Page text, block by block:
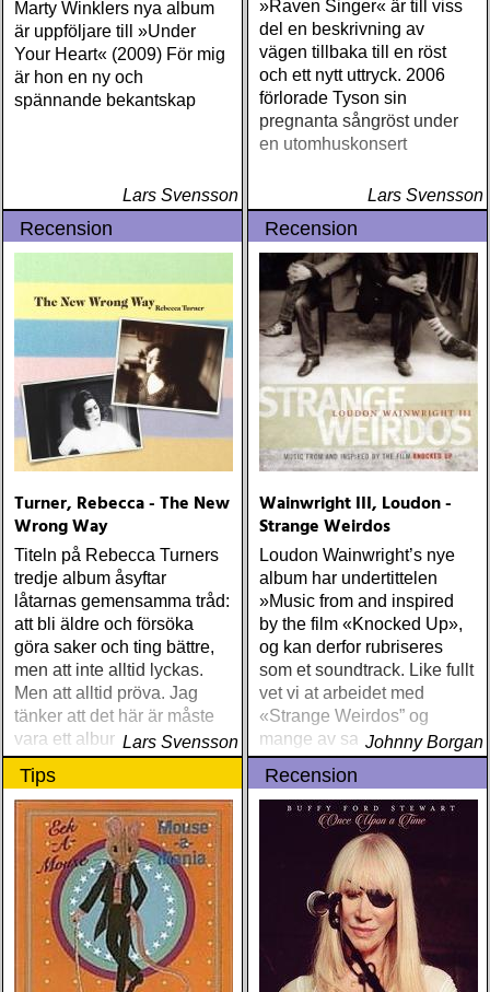
Marty Winklers nya album
är uppföljare till »Under
Your Heart« (2009) För mig
är hon en ny och
spännande bekantskap
Lars Svensson
»Raven Singer« är till viss
del en beskrivning av
vägen tillbaka till en röst
och ett nytt uttryck. 2006
förlorade Tyson sin
pregnanta sångröst under
en utomhuskonsert
Lars Svensson
Recension
Turner, Rebecca - The New
Wrong Way
Titeln på Rebecca Turners
tredje album åsyftar
låtarnas gemensamma tråd:
att bli äldre och försöka
göra saker och ting bättre,
men att inte alltid lyckas.
Men att alltid pröva. Jag
tänker att det här är måste
vara ett album som talar till
en äldre recensent
Lars Svensson
Recension
Wainwright III, Loudon -
Strange Weirdos
Loudon Wainwright’s nye
album har undertittelen
»Music from and inspired
by the film «Knocked Up»,
og kan derfor rubriseres
som et soundtrack. Like fullt
vet vi at arbeidet med
«Strange Weirdos” og
mange av sangene var i
gang før Wainwright så mye
som hadde hørt om filmen
Johnny Borgan
Tips Recension